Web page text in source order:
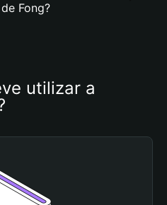
Fong?
utilizar a